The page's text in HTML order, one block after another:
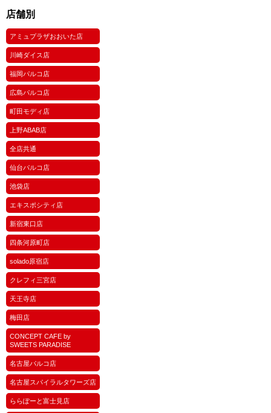
店舗別
アミュプラザおおいた店
川崎ダイス店
福岡パルコ店
広島パルコ店
町田モディ店
上野ABAB店
全店共通
仙台パルコ店
池袋店
エキスポシティ店
新宿東口店
四条河原町店
solado原宿店
クレフィ三宮店
天王寺店
梅田店
CONCEPT CAFE by
SWEETS PARADISE
名古屋パルコ店
名古屋スパイラルタワーズ店
ららぽーと富士見店